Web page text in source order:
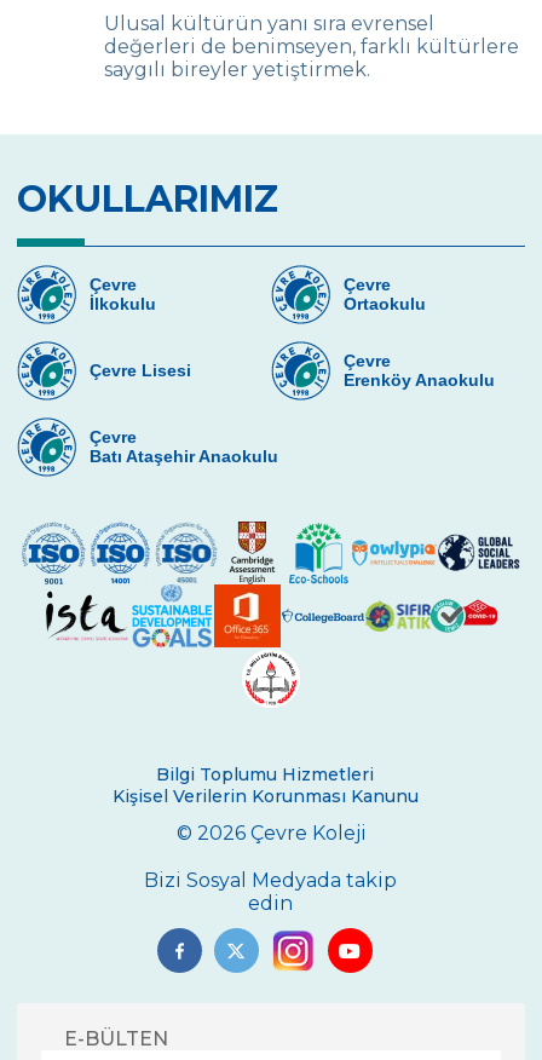
Ulusal kültürün yanı sıra evrensel
değerleri de benimseyen, farklı kültürlere
saygılı bireyler yetiştirmek.
OKULLARIMIZ
Çevre
İlkokulu
Çevre
Ortaokulu
Çevre Lisesi
Çevre
Erenköy Anaokulu
Çevre
Batı Ataşehir Anaokulu
Bilgi Toplumu Hizmetleri
Kişisel Verilerin Korunması Kanunu
© 2026 Çevre Koleji
Bizi Sosyal Medyada takip
edin
E-BÜLTEN